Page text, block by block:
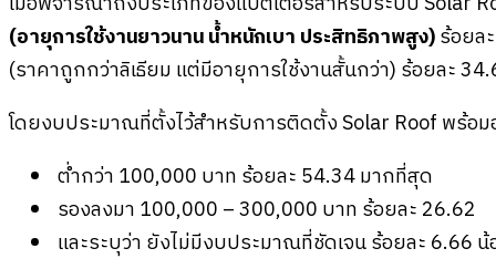
(อายุการใช้งานยาวนาน น้ำหนักเบา ประสิทธิภาพสูง)ร้อยล
(ราคาถูกกว่าลิเธียม แต่มีอายุการใช้งานสั้นกว่า) ร้อยละ
โดยงบประมาณที่ตั้งไว้สำหรับการติดตั้ง Solar Roof พร้อ
ต่ำกว่า 100,000 บาท ร้อยละ 54.34 มากที่สุด
รองลงมา 100,000 – 300,000 บาท ร้อยละ 26.62
และระบุว่า ยังไม่มีงบประมาณที่ชัดเจน ร้อยละ 6.66